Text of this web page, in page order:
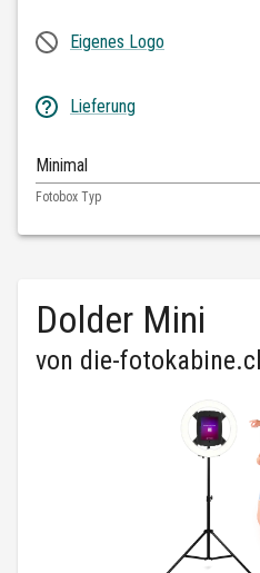
Eigenes Logo
Lieferung
Minimal
Fotobox Typ
Dolder Mini
von die-